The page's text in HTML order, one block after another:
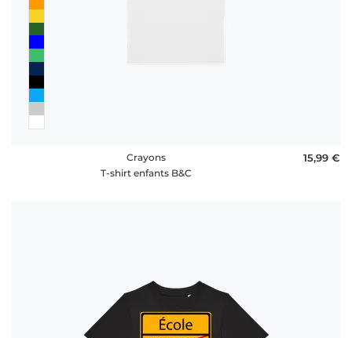
Crayons
T-shirt enfants B&C
15,99 €